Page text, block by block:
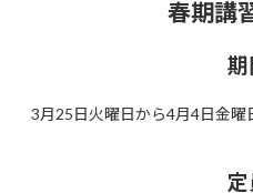
春期講
期
3月25日火曜日から4月4日金曜
定